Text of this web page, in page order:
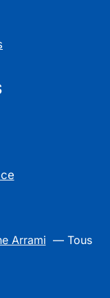
Arrami — Tous